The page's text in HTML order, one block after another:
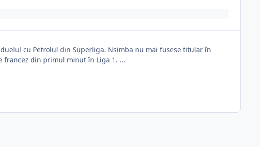
cu Petrolul din Superliga. Nsimba nu mai fusese titular în
francez din primul minut în Liga 1. ...